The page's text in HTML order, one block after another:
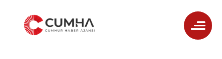
content